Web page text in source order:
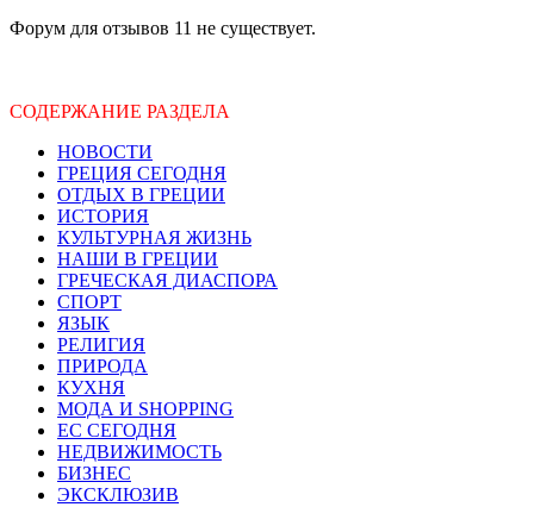
Форум для отзывов 11 не существует.
СОДЕРЖАНИЕ РАЗДЕЛА
НОВОСТИ
ГРЕЦИЯ СЕГОДНЯ
ОТДЫХ В ГРЕЦИИ
ИСТОРИЯ
КУЛЬТУРНАЯ ЖИЗНЬ
НАШИ В ГРЕЦИИ
ГРЕЧЕСКАЯ ДИАСПОРА
СПОРТ
ЯЗЫК
РЕЛИГИЯ
ПРИРОДА
КУХНЯ
МОДА И SHOPPING
ЕС СЕГОДНЯ
НЕДВИЖИМОСТЬ
БИЗНЕС
ЭКСКЛЮЗИВ